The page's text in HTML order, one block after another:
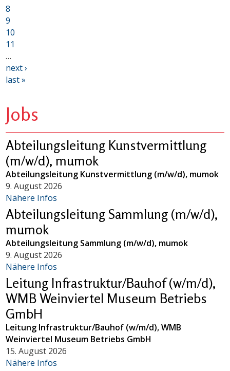
8
9
10
11
…
next ›
last »
Jobs
Abteilungsleitung Kunstvermittlung
(m/w/d), mumok
Abteilungsleitung Kunstvermittlung (m/w/d), mumok
9. August 2026
Nähere Infos
Abteilungsleitung Sammlung (m/w/d),
mumok
Abteilungsleitung Sammlung (m/w/d), mumok
9. August 2026
Nähere Infos
Leitung Infrastruktur/Bauhof (w/m/d),
WMB Weinviertel Museum Betriebs
GmbH
Leitung Infrastruktur/Bauhof (w/m/d), WMB
Weinviertel Museum Betriebs GmbH
15. August 2026
Nähere Infos